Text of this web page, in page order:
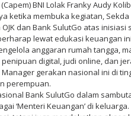
BNI Lolak Franky Audy
ketika membuka kegiatan,
dan Bank SulutGo atas inisiasi
lewat edukasi keuangan
anggaran rumah tangga,
digital, judi online, dan
Manager gerakan nasional ini di
perempuan.
Bank SulutGo dalam
‘Menteri Keuangan’ di